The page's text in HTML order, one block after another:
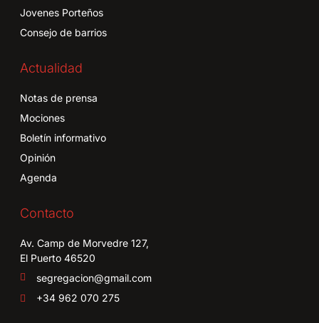
Jovenes Porteños
Consejo de barrios
Actualidad
Notas de prensa
Mociones
Boletín informativo
Opinión
Agenda
Contacto
Av. Camp de Morvedre 127,
El Puerto 46520
segregacion@gmail.com
+34 962 070 275